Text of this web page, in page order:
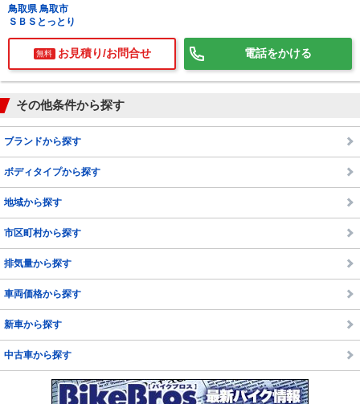
鳥取県 鳥取市
ＳＢＳとっとり
無料 お見積り/お問合せ 電話をかける
その他条件から探す
ブランドから探す
ボディタイプから探す
地域から探す
市区町村から探す
排気量から探す
車両価格から探す
新車から探す
中古車から探す
排気量
車種
型式(任意)